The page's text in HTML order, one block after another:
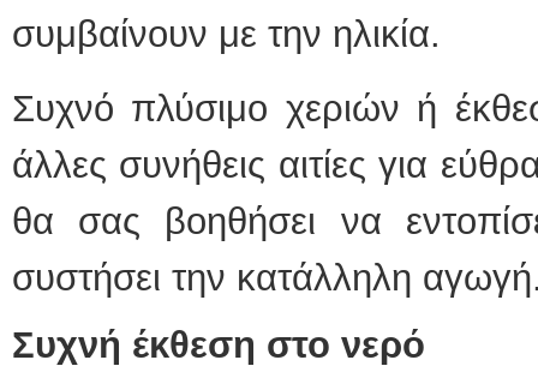
συμβαίνουν με την ηλικία.
Συχνό πλύσιμο χεριών ή
άλλες συνήθεις αιτίες για
θα σας βοηθήσει να
συστήσει την κατάλληλη
Συχνή έκθεση στο νερό